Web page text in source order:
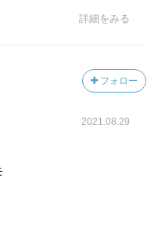
いう刑事の半生を描い
いて人間ドラマは濃密
）
詳細をみる
フォロー
2021.08.29